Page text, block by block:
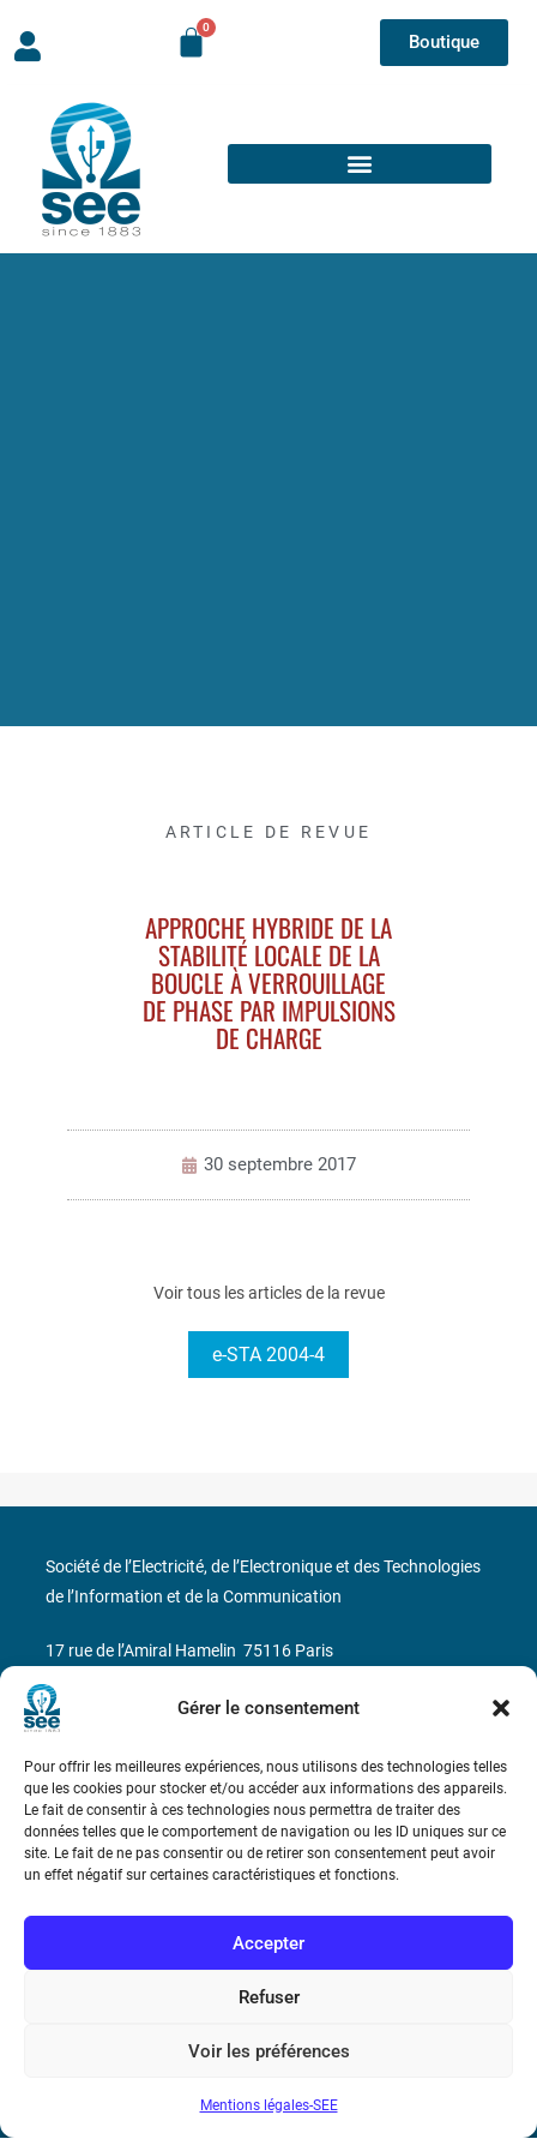
Gérer le consentement
Pour offrir les meilleures expériences, nous utilisons des technologies telles
que les cookies pour stocker et/ou accéder aux informations des appareils.
Le fait de consentir à ces technologies nous permettra de traiter des
données telles que le comportement de navigation ou les ID uniques sur ce
site. Le fait de ne pas consentir ou de retirer son consentement peut avoir
un effet négatif sur certaines caractéristiques et fonctions.
Accepter
Refuser
Voir les préférences
Mentions légales-SEE
Boutique
ARTICLE DE REVUE
APPROCHE HYBRIDE DE LA
STABILITÉ LOCALE DE LA
BOUCLE À VERROUILLAGE
DE PHASE PAR IMPULSIONS
DE CHARGE
30 septembre 2017
Voir tous les articles de la revue
e-STA 2004-4
Marie Ampère
Conditions Générales de Vente
Mentions légales
Société de l’Electricité, de l’Electronique et des Technologies
de l’Information et de la Communication
17 rue de l’Amiral Hamelin 75116 Paris
Métro : « Boissière » Ligne 6 et « Iéna » Ligne 9
Téléphone : (+33) 1 56 90 37 17
N° de SIREN : 785 393 232, Code APE : 9412Z TVA intra-
communautaire : FR44 785 393 232